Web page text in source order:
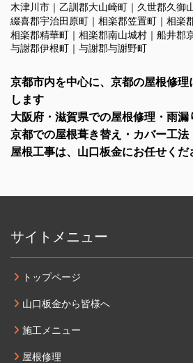
木津川市
乙訓郡大山崎町 久世郡久御
綴喜郡宇治田原町
相楽郡笠置町
相楽
相楽郡精華町
相楽郡南山城村
船井郡
与謝郡伊根町
与謝郡与謝野町
京都市内を中心に、京都の屋根修理
します
大阪府・滋賀県での屋根修理・雨漏
京都での屋根葺き替え・カバー工
屋根工事は、山口板金にお任せくだ
サイトメニュー
トップページ
山口板金から皆様へ
施工メニュー
屋根修理